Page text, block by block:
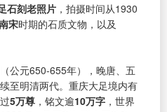
石刻老照片 ，拍摄时间从1930
宋时期的石质文物，以及
（公元650-655年），晚唐、五
至明清两代。重庆大足境内有
5万尊 ，铭文逾10万字 ，世界